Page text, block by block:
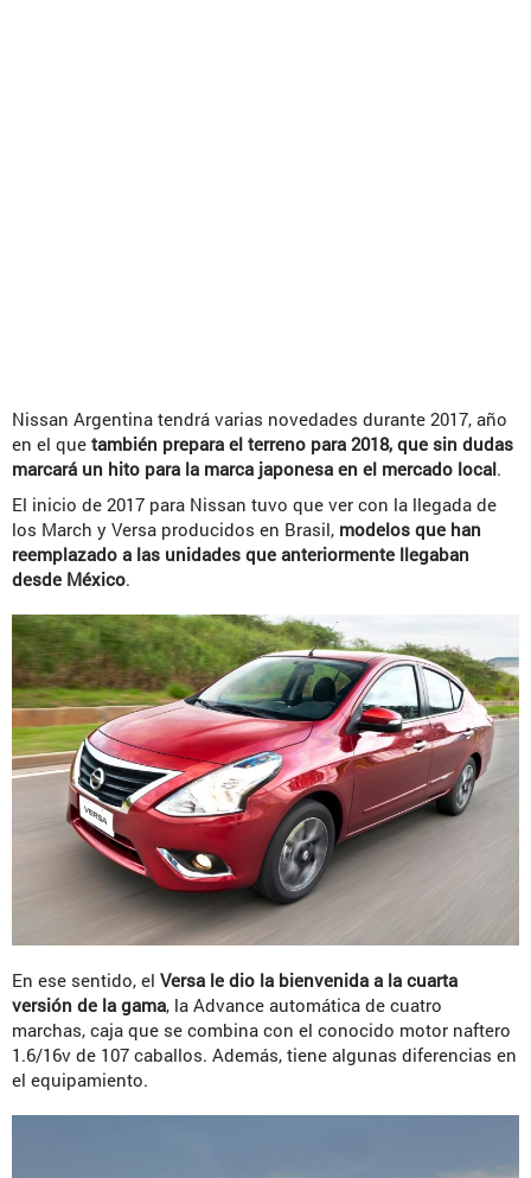
Nissan Argentina tendrá varias novedades durante 2017, año
en el que también prepara el terreno para 2018, que sin dudas
marcará un hito para la marca japonesa en el mercado local.
El inicio de 2017 para Nissan tuvo que ver con la llegada de
los March y Versa producidos en Brasil, modelos que han
reemplazado a las unidades que anteriormente llegaban
desde México.
En ese sentido, el Versa le dio la bienvenida a la cuarta
versión de la gama, la Advance automática de cuatro
marchas, caja que se combina con el conocido motor naftero
1.6/16v de 107 caballos. Además, tiene algunas diferencias en
el equipamiento.